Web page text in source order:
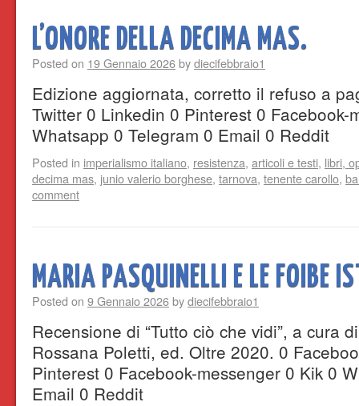
L’ONORE DELLA DECIMA MAS.
Posted on 19 Gennaio 2026bydiecifebbraio1
Edizione aggiornata, corretto il refuso a
Twitter 0 Linkedin 0 Pinterest 0 Facebook-
Whatsapp 0 Telegram 0 Email 0 Reddit
Posted in imperialismo italiano, resistenza, articoli e testi, libri,
decima mas, junio valerio borghese, tarnova, tenente carollo,
comment
MARIA PASQUINELLI E LE FOIBE
Posted on 9 Gennaio 2026bydiecifebbraio1
Recensione di “Tutto ciò che vidi”, a cura
Rossana Poletti, ed. Oltre 2020. 0
Pinterest 0 Facebook-messenger 0 Kik 0
Email 0 Reddit